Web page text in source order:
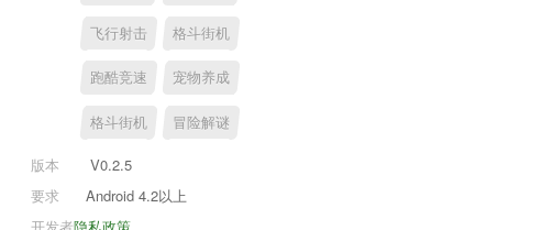
飞行射击 格斗街机
跑酷竞速 宠物养成
格斗街机 冒险解谜
版本
V0.2.5
要求
Android 4.2以上